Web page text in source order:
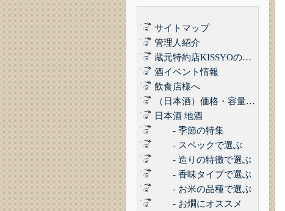
サイトマップ
管理人紹介
蔵元特約店KISSYOの品質管理について｜最高の品質でお届けするために
酒イベント情報
飲食店様へ
（日本酒）価格・容量で選ぶ
日本酒 地酒
- 季節の特集
- スペックで選ぶ
- 造りの特徴で選ぶ
- 香味タイプで選ぶ
- お米の品種で選ぶ
- お燗にオススメ